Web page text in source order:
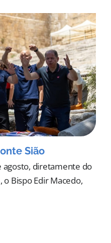
Sião
agosto, diretamente do
o Bispo Edir Macedo,